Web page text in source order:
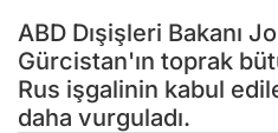
ABD Dışişleri Bakanı
Gürcistan'ın toprak
Rus işgalinin kabul
daha vurguladı.